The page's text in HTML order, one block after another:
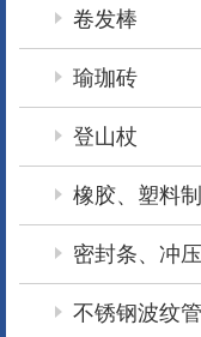
卷发棒
瑜珈砖
登山杖
橡胶、塑料
密封条、冲
不锈钢波纹管